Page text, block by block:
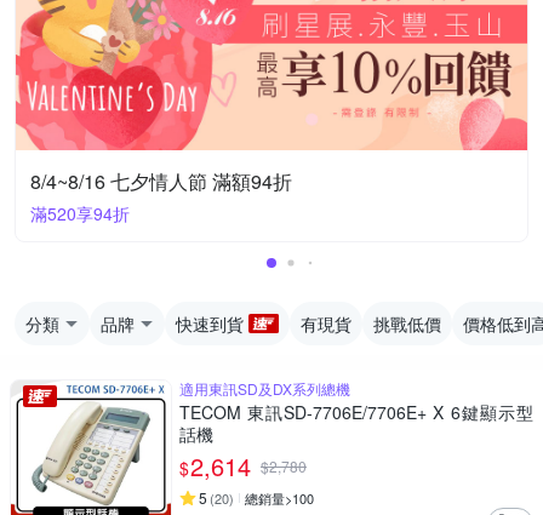
8/4~8/16 七夕情人節 滿額94折
滿520享94折
分類 品牌 快速到貨 有現貨 挑戰低價 價格低到
適用東訊SD及DX系列總機
TECOM 東訊SD-7706E/7706E+ X 6鍵顯示型
話機
$2,614 $2,780
5 (20) 總銷量>100